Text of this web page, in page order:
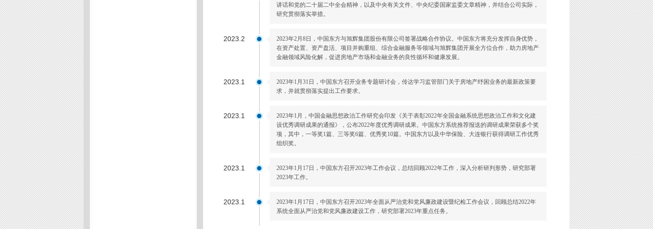
讲话和党的二十届二中全会精神，以及中央有关文件、中央纪委国家监委文章精神，并结合公司实际，
研究贯彻落实举措。
2023.2
2023年2月8日，中国东方与旭辉集团股份有限公司签署战略合作协议。中国东方将充分发挥自身优势，
在资产处置、资产盘活、项目并购重组、综合金融服务等领域与旭辉集团开展全方位合作，助力房地产
金融领域风险化解，促进房地产市场和金融业务的良性循环和健康发展。
2023.1
2023年1月31日，中国东方召开业务专题研讨会，传达学习监管部门关于房地产纾困业务的最新政策要
求，并就贯彻落实提出工作要求。
2023.1
2023年1月，中国金融思想政治工作研究会印发《关于表彰2022年全国金融系统思想政治工作和文化建
设优秀调研成果的通报》，公布2022年度优秀调研成果。中国东方系统推荐报送的调研成果荣获多个奖
项，其中，一等奖1篇、三等奖6篇、优秀奖10篇。中国东方以及中华保险、大连银行获得调研工作优秀
组织奖。
2023.1
2023年1月17日，中国东方召开2023年工作会议，总结回顾2022年工作，深入分析研判形势，研究部署
2023年工作。
2023.1
2023年1月17日，中国东方召开2023年全面从严治党和党风廉政建设暨纪检工作会议，回顾总结2022年
系统全面从严治党和党风廉政建设工作，研究部署2023年重点任务。